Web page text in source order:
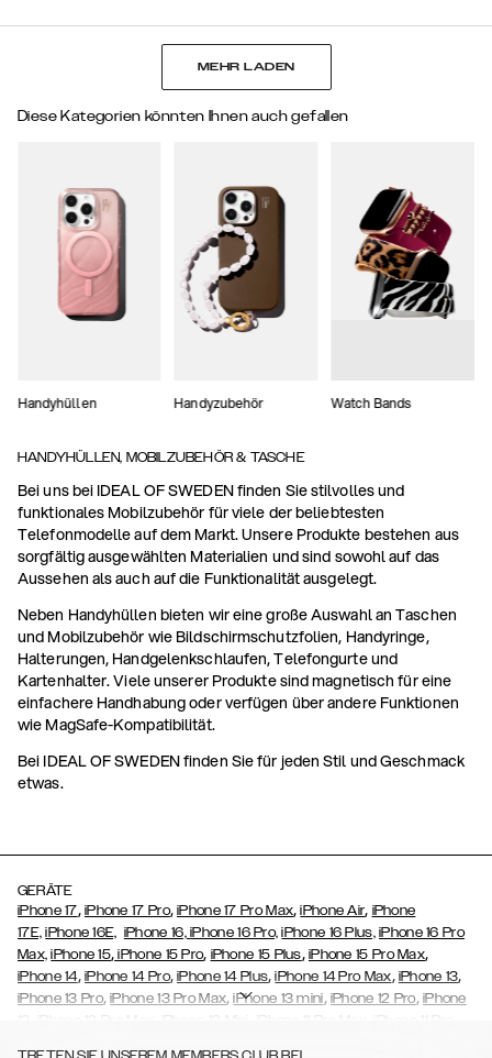
MEHR LADEN
Diese Kategorien könnten Ihnen auch gefallen
Handyhüllen Handyzubehör Watch Bands
HANDYHÜLLEN, MOBILZUBEHÖR & TASCHE
Bei uns bei IDEAL OF SWEDEN finden Sie stilvolles und
funktionales Mobilzubehör für viele der beliebtesten
Telefonmodelle auf dem Markt. Unsere Produkte bestehen aus
sorgfältig ausgewählten Materialien und sind sowohl auf das
Aussehen als auch auf die Funktionalität ausgelegt.
Neben Handyhüllen bieten wir eine große Auswahl an Taschen
und Mobilzubehör wie Bildschirmschutzfolien, Handyringe,
Halterungen, Handgelenkschlaufen, Telefongurte und
Kartenhalter. Viele unserer Produkte sind magnetisch für eine
einfachere Handhabung oder verfügen über andere Funktionen
wie MagSafe-Kompatibilität.
Bei IDEAL OF SWEDEN finden Sie für jeden Stil und Geschmack
etwas.
GERÄTE
iPhone 17, iPhone 17 Pro,iPhone 17 Pro Max,iPhone Air, iPhone
17E, iPhone 16E, iPhone 16,iPhone 16 Pro, iPhone 16 Plus, iPhone 16 Pro
Max, iPhone 15, iPhone 15 Pro, iPhone 15 Plus, iPhone 15 Pro Max,
iPhone 14, iPhone 14 Pro,iPhone 14 Plus,iPhone 14 Pro Max, iPhone 13,
iPhone 13 Pro,iPhone 13 Pro Max,iPhone 13 mini, iPhone 12 Pro, iPhone
12
iPhone 12 Pro Max iPhone 12 Mini iPhone 11 Pro Max iPhone 11 Pro